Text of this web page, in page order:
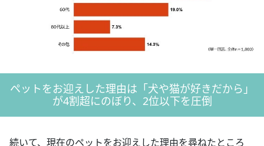
ペットをお迎えした理由は「犬や猫が好きだから」
が4割超にのぼり、2位以下を圧倒
続いて、現在のペットをお迎えした理由を尋ねたところ